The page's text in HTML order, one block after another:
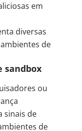
em
diversas
de
sandbox
ou
sinais de
de